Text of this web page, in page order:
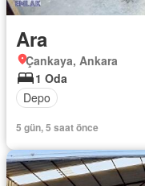
Ara
Çankaya, Ankara
1 Oda
Depo
5 gün, 5 saat önce